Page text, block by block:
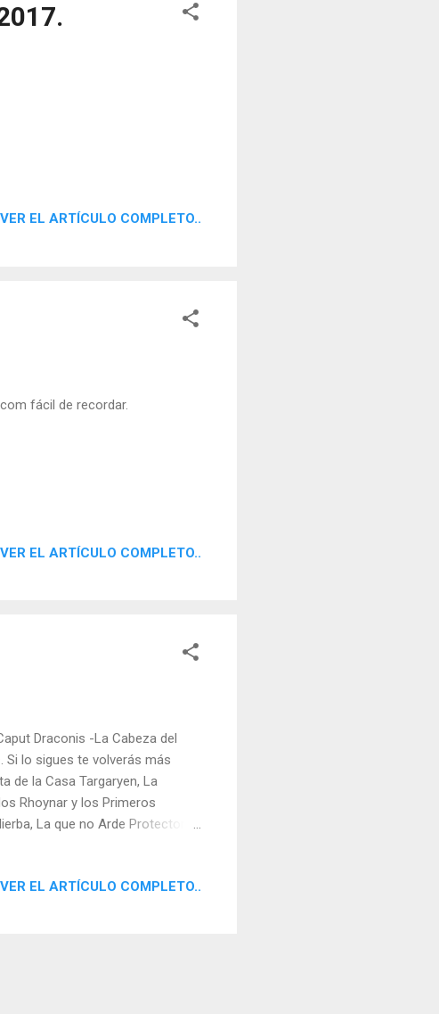
VER EL ARTÍCULO COMPLETO..
fácil de recordar.
VER EL ARTÍCULO COMPLETO..
Draconis -La Cabeza del
Si lo sigues te volverás más
de la Casa Targaryen, La
Rhoynar y los Primeros
La que no Arde Protectora
VER EL ARTÍCULO COMPLETO..